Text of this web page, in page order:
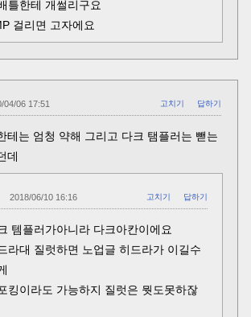
틀한테 개썰리구요
걸리면 고자에요
04/06 17:51 고치기 답하기
테는 엄청 약해 그리고 다크 탬플러는 뺃는
데
2018/06/10 16:16 고치기 답하기
템플러가아니라 다크아칸이에요
라대 질럿하면 노업글 히드라가 이길수
킹이라도 가능하지 질럿은 뭣도못하잖